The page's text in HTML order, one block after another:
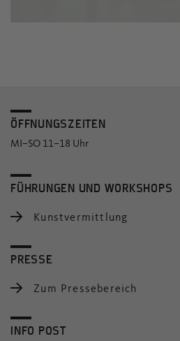
ÖFFNUNGSZEITEN
MI–SO 11–18 Uhr
FÜHRUNGEN UND WORKSHOPS
Kunstvermittlung
PRESSE
Zum Pressebereich
INFO POST